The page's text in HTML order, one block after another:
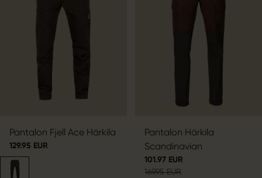
Pantalon Fjell Ace Härkila
129.95 EUR
Pantalon Härkila
Scandinavian
101.97 EUR
169.95 EUR